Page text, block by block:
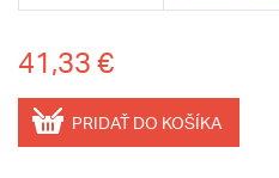
41,33 €
PRIDAŤ DO KOŠÍKA